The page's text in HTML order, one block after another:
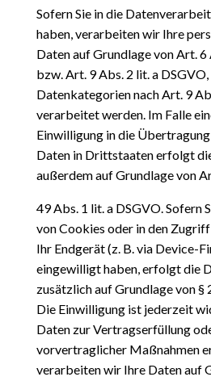
Sofern Sie in die
haben, verarbeiten wir Ihre
Daten auf Grundlage von Art. 6
bzw. Art. 9 Abs. 2 lit. a
Datenkategorien nach Art. 9
verarbeitet werden. Im Falle
Einwilligung in die
Daten in Drittstaaten erfolgt
außerdem auf Grundlage von
49 Abs. 1 lit. a DSGVO. Sofern
von Cookies oder in den
Ihr Endgerät (z. B. via Device-
eingewilligt haben, erfolgt die
zusätzlich auf Grundlage von §
Die Einwilligung ist jederzeit
Daten zur Vertragserfüllung
vorvertraglicher Maßnahmen
verarbeiten wir Ihre Daten auf